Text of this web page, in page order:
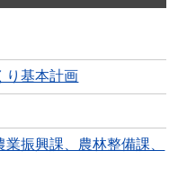
り基本計画
振興課、農林整備課、